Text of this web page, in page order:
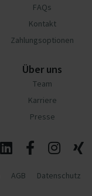
FAQs
Kontakt
Zahlungsoptionen
Über uns
Team
Karriere
Presse
AGB Datenschutz